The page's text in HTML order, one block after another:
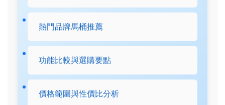
熱門品牌馬桶推薦
功能比較與選購要點
價格範圍與性價比分析